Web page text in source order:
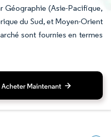
Géographie (Asie-Pacifique,
du Sud, et Moyen-Orient
sont fournies en termes